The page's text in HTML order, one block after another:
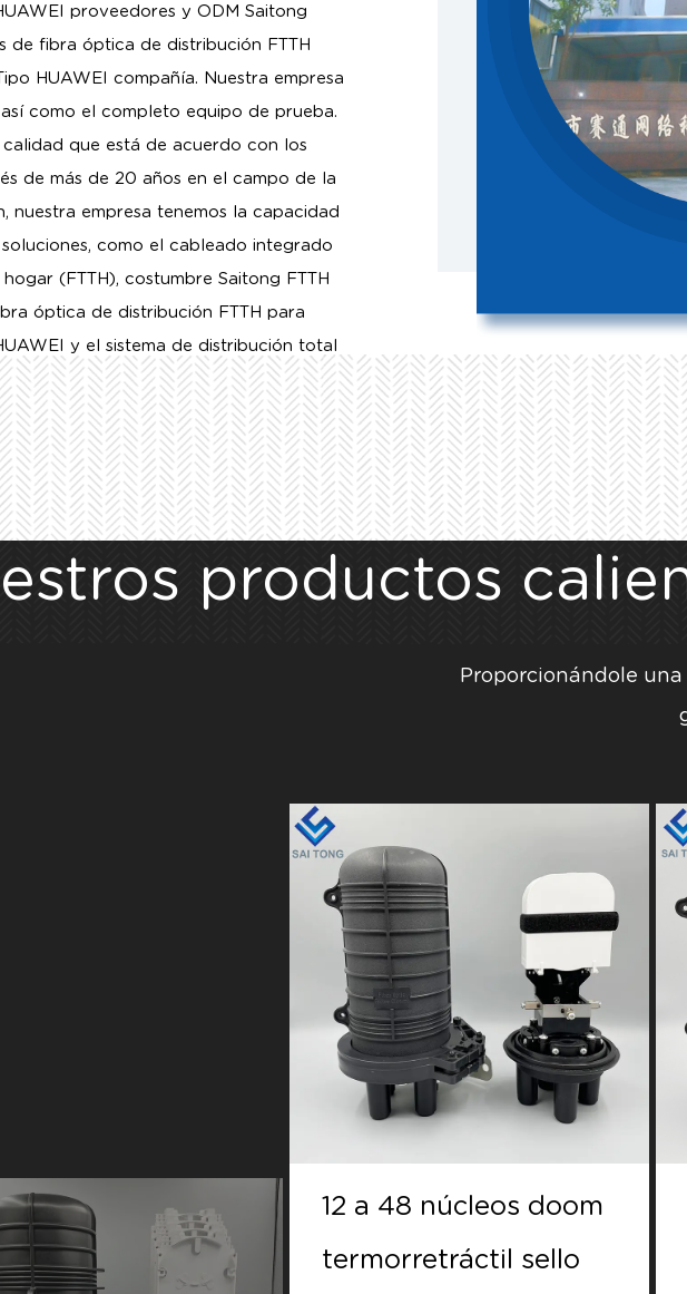
proveedores y ODM Saitong
de fibra óptica de distribución FTTH
HUAWEI compañía. Nuestra empresa
como el completo equipo de prueba.
que está de acuerdo con los
de más de 20 años en el campo de la
nuestra empresa tenemos la capacidad
como el cableado integrado
(FTTH), costumbre Saitong FTTH
óptica de distribución FTTH para
y el sistema de distribución total
productos
Proporcionándole
48 núcleos doom
sello
12 a 48 núcleos doom
termorretráctil sello